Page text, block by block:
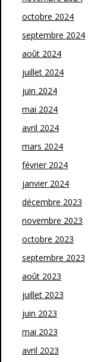
octobre 2024
septembre 2024
août 2024
juillet 2024
juin 2024
mai 2024
avril 2024
mars 2024
février 2024
janvier 2024
décembre 2023
novembre 2023
octobre 2023
septembre 2023
août 2023
juillet 2023
juin 2023
mai 2023
avril 2023